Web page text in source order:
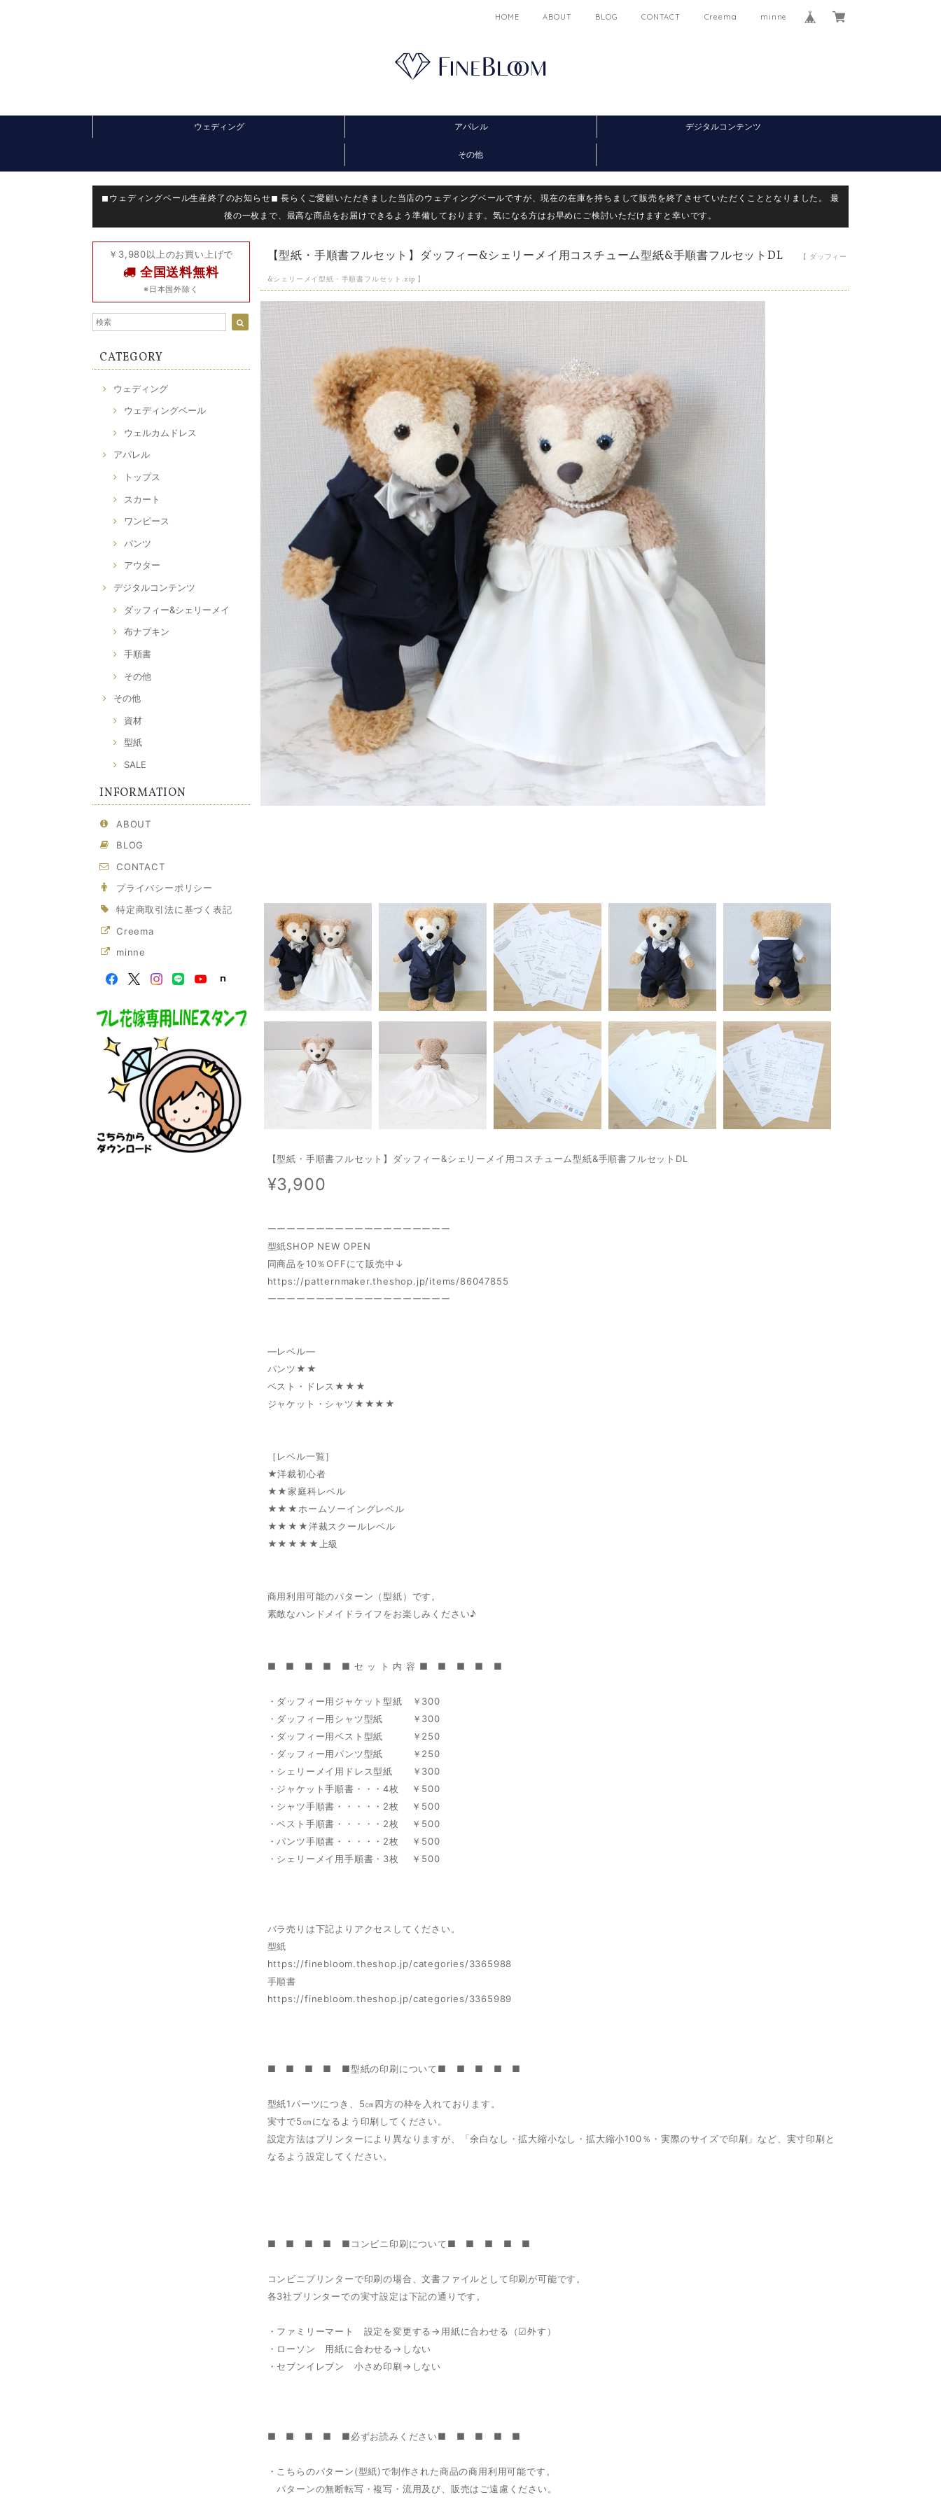
HOME ABOUT BLOG CONTACT Creema minne
ウェディング アパレル デジタルコンテンツ
その他
◼︎ウェディングベール生産終了のお知らせ◼︎ 長らくご愛顧いただきました当店のウェディングベールですが、現在の在庫を持ちまして販売を終了させていただくこととなりました。 最
後の一枚まで、最高な商品をお届けできるよう準備しております。気になる方はお早めにご検討いただけますと幸いです。
￥3,980以上のお買い上げで
全国送料無料
※日本国外除く
CATEGORY
ウェディング
ウェディングベール
ウェルカムドレス
アパレル
トップス
スカート
ワンピース
パンツ
アウター
デジタルコンテンツ
ダッフィー&シェリーメイ
布ナプキン
手順書
その他
その他
資材
型紙
SALE
INFORMATION
ABOUT
BLOG
CONTACT
プライバシーポリシー
特定商取引法に基づく表記
Creema
minne
【型紙・手順書フルセット】ダッフィー&シェリーメイ用コスチューム型紙&手順書フルセットDL 【 ダッフィー
&シェリーメイ型紙・手順書フルセット.zip 】
【型紙・手順書フルセット】ダッフィー&シェリーメイ用コスチューム型紙&手順書フルセットDL
¥3,900
ーーーーーーーーーーーーーーーーーーー
型紙SHOP NEW OPEN
同商品を10％OFFにて販売中↓
https://patternmaker.theshop.jp/items/86047855
ーーーーーーーーーーーーーーーーーーー
―レベル―
パンツ★★
ベスト・ドレス★★★
ジャケット・シャツ★★★★
［レベル一覧］
★洋裁初心者
★★家庭科レベル
★★★ホームソーイングレベル
★★★★洋裁スクールレベル
★★★★★上級
商用利用可能のパターン（型紙）です。
素敵なハンドメイドライフをお楽しみください♪
■ ■ ■ ■ ■ セ ッ ト 内 容 ■ ■ ■ ■ ■
・ダッフィー用ジャケット型紙 ￥300
・ダッフィー用シャツ型紙 ￥300
・ダッフィー用ベスト型紙 ￥250
・ダッフィー用パンツ型紙 ￥250
・シェリーメイ用ドレス型紙 ￥300
・ジャケット手順書・・・4枚 ￥500
・シャツ手順書・・・・・2枚 ￥500
・ベスト手順書・・・・・2枚 ￥500
・パンツ手順書・・・・・2枚 ￥500
・シェリーメイ用手順書・3枚 ￥500
バラ売りは下記よりアクセスしてください。
型紙
https://finebloom.theshop.jp/categories/3365988
手順書
https://finebloom.theshop.jp/categories/3365989
■ ■ ■ ■ ■型紙の印刷について■ ■ ■ ■ ■
型紙1パーツにつき、5㎝四方の枠を入れております。
実寸で5㎝になるよう印刷してください。
設定方法はプリンターにより異なりますが、「余白なし・拡大縮小なし・拡大縮小100％・実際のサイズで印刷」など、実寸印刷と
なるよう設定してください。
■ ■ ■ ■ ■コンビニ印刷について■ ■ ■ ■ ■
コンビニプリンターで印刷の場合、文書ファイルとして印刷が可能です。
各3社プリンターでの実寸設定は下記の通りです。
・ファミリーマート 設定を変更する→用紙に合わせる（☑外す）
・ローソン 用紙に合わせる→しない
・セブンイレブン 小さめ印刷→しない
■ ■ ■ ■ ■必ずお読みください■ ■ ■ ■ ■
・こちらのパターン(型紙)で制作された商品の商用利用可能です。
パターンの無断転写・複写・流用及び、販売はご遠慮ください。